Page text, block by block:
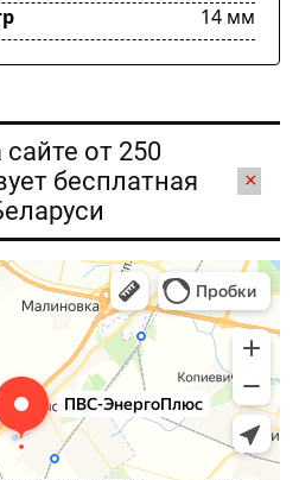
14 мм
от 250
бесплатная
×